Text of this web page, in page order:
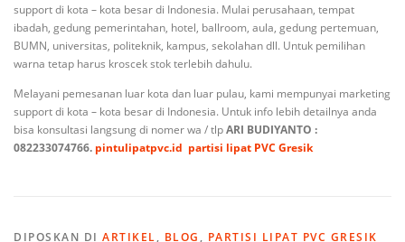
support di kota – kota besar di Indonesia. Mulai perusahaan, tempat
ibadah, gedung pemerintahan, hotel, ballroom, aula, gedung pertemuan,
BUMN, universitas, politeknik, kampus, sekolahan dll. Untuk pemilihan
warna tetap harus kroscek stok terlebih dahulu.
Melayani pemesanan luar kota dan luar pulau, kami mempunyai marketing
support di kota – kota besar di Indonesia. Untuk info lebih detailnya anda
bisa konsultasi langsung di nomer wa / tlpARI BUDIYANTO :
082233074766. pintulipatpvc.id partisi lipat PVC Gresik
DIPOSKAN DI ARTIKEL, BLOG , PARTISI LIPAT PVC GRESIK